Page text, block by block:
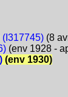
(I317745) (8
(env 1928 -
(env 1930)